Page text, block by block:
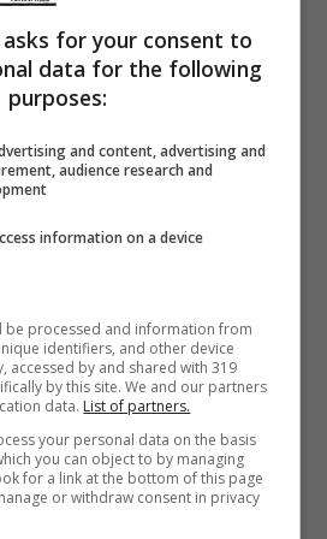
Giunta (Blueshouse.it)
di Federica Pellegrini,
for your consent to
data for the following
purposes:
and content, advertising and
audience research and
information on a device
be processed and information from
identifiers, and other device
accessed by and shared with 319
by this site. We and our partners
data. List of partners.
your personal data on the basis
you can object to by managing
for a link at the bottom of this page
or withdraw consent in privacy